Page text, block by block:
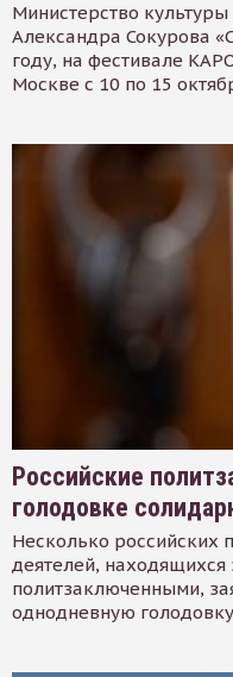
Министерство
Александра Сокурова
году, на фестивале
Москве с 10 по 15
Российские
голодовке
Несколько российских
деятелей,
политзаключенными,
однодневную голодовку